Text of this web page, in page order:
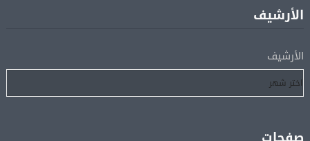
لإتمام انتقاله إلى طرابزون سبور
05 أغسطس
رسميًا.. انطلاق الدورى الممتاز 21 أغسطس.. وقمة الزمالك
الأرشيف
الأرشيف